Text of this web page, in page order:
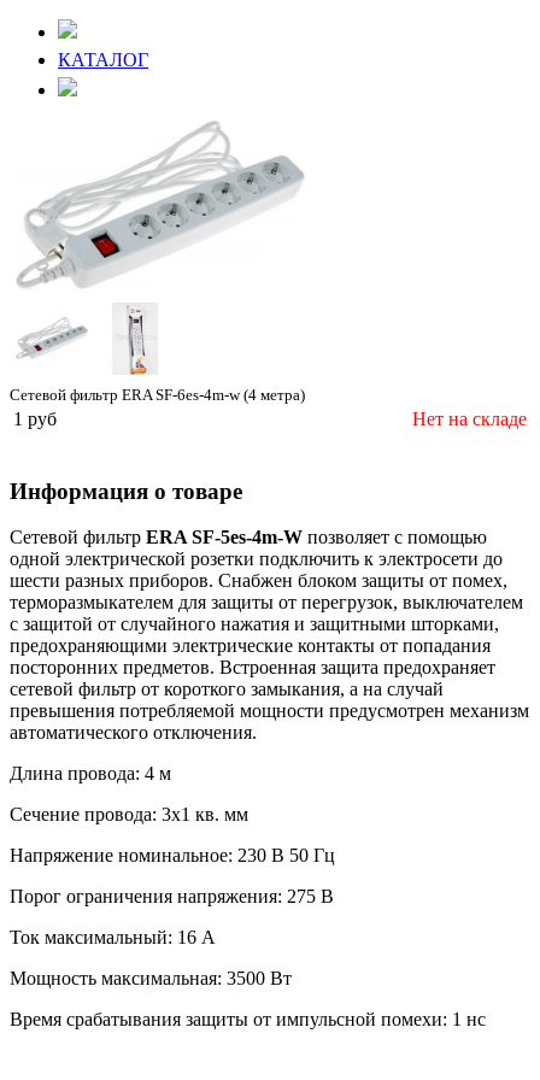
КАТАЛОГ
Сетевой фильтр ERA SF-6es-4m-w (4 метра)
1 руб Нет на складе
Информация о товаре
Сетевой фильтр ERA SF-5es-4m-W позволяет с помощью
одной электрической розетки подключить к электросети до
шести разных приборов. Cнабжен блоком защиты от помех,
терморазмыкателем для защиты от перегрузок, выключателем
с защитой от случайного нажатия и защитными шторками,
предохраняющими электрические контакты от попадания
посторонних предметов. Встроенная защита предохраняет
сетевой фильтр от короткого замыкания, а на случай
превышения потребляемой мощности предусмотрен механизм
автоматического отключения.
Длина провода: 4 м
Сечение провода: 3х1 кв. мм
Напряжение номинальное: 230 В 50 Гц
Порог ограничения напряжения: 275 В
Ток максимальный: 16 А
Мощность максимальная: 3500 Вт
Время срабатывания защиты от импульсной помехи: 1 нс